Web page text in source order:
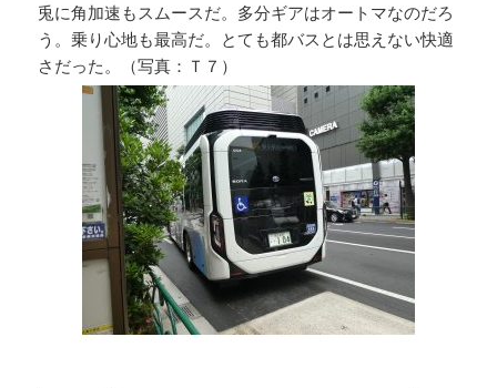
兎に角加速もスムースだ。多分ギアはオートマなのだろ
う。乗り心地も最高だ。とても都バスとは思えない快適
さだった。（写真：Ｔ７）